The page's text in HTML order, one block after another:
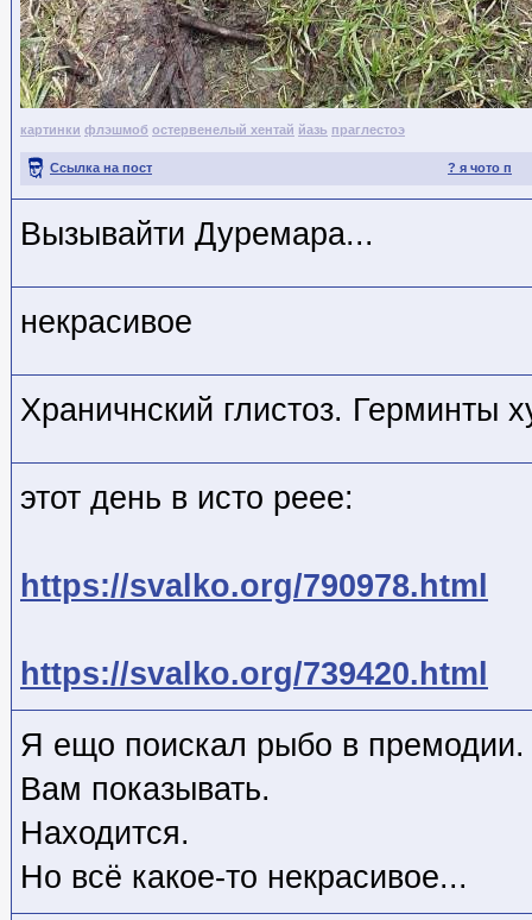
картинки флэшмоб остервенелый хентай йазь праглестоэ
? я чото п
Ссылка на пост
Вызывайти Дуремара...
некрасивое
Храничнский глистоз. Герминты
этот день в исто реее:
https://svalko.org/790978.html
https://svalko.org/739420.html
Я ещо поискал рыбо в премодии.
Вам показывать.
Находится.
Но всё какое-то некрасивое...